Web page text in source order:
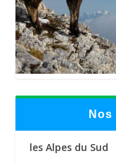
les Alpes du Sud